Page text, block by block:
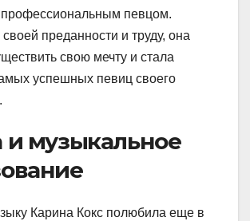
профессиональным певцом.
преданности и труду, она
свою мечту и стала
успешных певиц своего
и музыкальное
Карина Кокс полюбила еще в